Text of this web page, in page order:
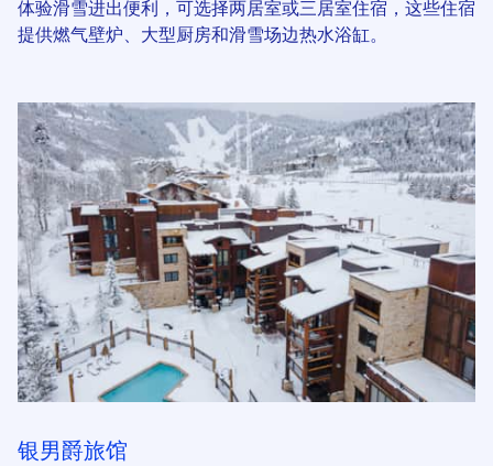
体验滑雪进出便利，可选择两居室或三居室住宿，这些住宿
提供燃气壁炉、大型厨房和滑雪场边热水浴缸。
银男爵旅馆